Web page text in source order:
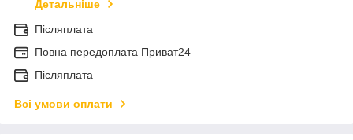
Детальніше
Післяплата
Повна передоплата Приват24
Післяплата
Всі умови оплати